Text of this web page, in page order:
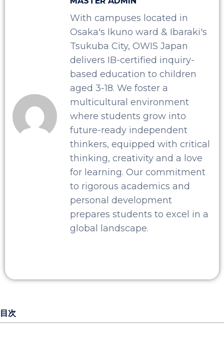
目次
With campuses located in
Osaka's Ikuno ward & Ibaraki's
Tsukuba City, OWIS Japan
delivers IB-certified inquiry-
based education to children
aged 3-18. We foster a
multicultural environment
where students grow into
future-ready independent
thinkers, equipped with critical
thinking, creativity and a love
for learning. Our commitment
to rigorous academics and
personal development
prepares students to excel in a
global landscape.